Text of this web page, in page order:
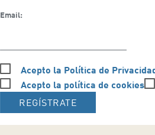
Email:
Acepto la Política de
Acepto la política de cookies
REGÍSTRATE